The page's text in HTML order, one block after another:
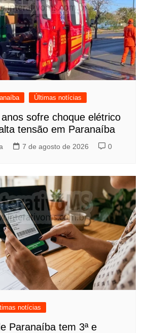
Últimas notícias
sofre choque elétrico
tensão em Paranaíba
7 de agosto de 2026 0
notícias
Paranaíba tem 3ª e